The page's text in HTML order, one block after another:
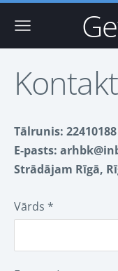
Tālrunis: 22410188
E-pasts:
Strādājam Rīgā,
Vārds *